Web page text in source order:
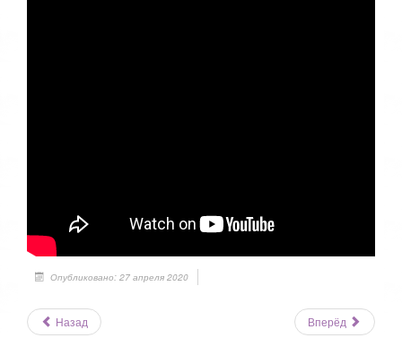
Опубликовано: 27 апреля 2020
Назад Вперёд